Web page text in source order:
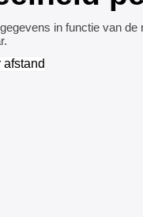
in functie van de